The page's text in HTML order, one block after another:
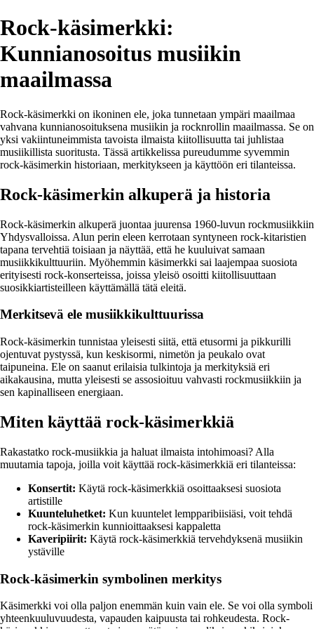
Rock-käsimerkki:
Kunnianosoitus musiikin
maailmassa
Rock-käsimerkki on ikoninen ele, joka tunnetaan ympäri maailmaa
vahvana kunnianosoituksena musiikin ja rocknrollin maailmassa. Se on
yksi vakiintuneimmista tavoista ilmaista kiitollisuutta tai juhlistaa
musiikillista suoritusta. Tässä artikkelissa pureudumme syvemmin
rock-käsimerkin historiaan, merkitykseen ja käyttöön eri tilanteissa.
Rock-käsimerkin alkuperä ja historia
Rock-käsimerkin alkuperä juontaa juurensa 1960-luvun rockmusiikkiin
Yhdysvalloissa. Alun perin eleen kerrotaan syntyneen rock-kitaristien
tapana tervehtiä toisiaan ja näyttää, että he kuuluivat samaan
musiikkikulttuuriin. Myöhemmin käsimerkki sai laajempaa suosiota
erityisesti rock-konserteissa, joissa yleisö osoitti kiitollisuuttaan
suosikkiartisteilleen käyttämällä tätä eleitä.
Merkitsevä ele musiikkikulttuurissa
Rock-käsimerkin tunnistaa yleisesti siitä, että etusormi ja pikkurilli
ojentuvat pystyssä, kun keskisormi, nimetön ja peukalo ovat
taipuneina. Ele on saanut erilaisia tulkintoja ja merkityksiä eri
aikakausina, mutta yleisesti se assosioituu vahvasti rockmusiikkiin ja
sen kapinalliseen energiaan.
Miten käyttää rock-käsimerkkiä
Rakastatko rock-musiikkia ja haluat ilmaista intohimoasi? Alla
muutamia tapoja, joilla voit käyttää rock-käsimerkkiä eri tilanteissa:
Konsertit: Käytä rock-käsimerkkiä osoittaaksesi suosiota
artistille
Kuunteluhetket: Kun kuuntelet lempparibiisiäsi, voit tehdä
rock-käsimerkin kunnioittaaksesi kappaletta
Kaveripiirit: Käytä rock-käsimerkkiä tervehdyksenä musiikin
ystäville
Rock-käsimerkin symbolinen merkitys
Käsimerkki voi olla paljon enemmän kuin vain ele. Se voi olla symboli
yhteenkuuluvuudesta, vapauden kaipuusta tai rohkeudesta. Rock-